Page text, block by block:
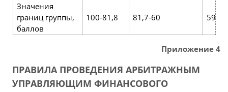
Значения
границ группы,
баллов
100-81,8 81,7-60 59,9-
Приложение 4
ПРАВИЛА ПРОВЕДЕНИЯ АРБИТРАЖНЫМ
УПРАВЛЯЮЩИМ ФИНАНСОВОГО